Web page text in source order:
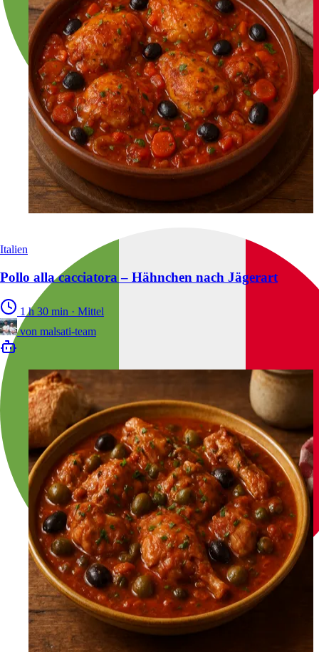
Italien
Pollo alla cacciatora – Hähnchen nach Jägerart
1 h 30 min · Mittel
von malsati-team